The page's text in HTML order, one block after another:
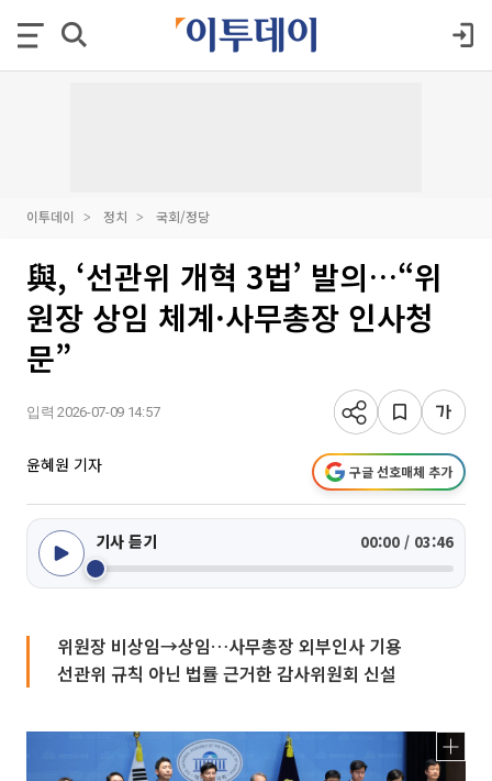
이투데이 정치 국회/정당
與, ‘선관위 개혁 3법’ 발의…“위
원장 상임 체계·사무총장 인사청
문”
입력 2026-07-09 14:57
윤혜원 기자 구글 선호매체 추가
기사 듣기 00:00 / 03:46
위원장 비상임→상임…사무총장 외부인사 기용
선관위 규칙 아닌 법률 근거한 감사위원회 신설